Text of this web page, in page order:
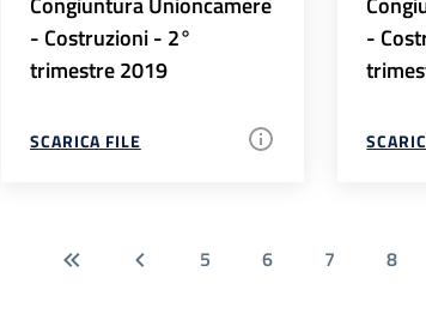
- Costruzioni - 2°
trimestre 2019
SCARICA FILE
-
5 6 7 8